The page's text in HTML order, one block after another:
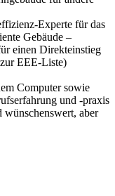
Experte für das
Gebäude –
einen Direkteinstieg
EEE-Liste)
Computer sowie
und -praxis
aber